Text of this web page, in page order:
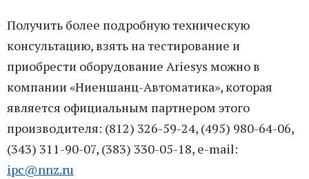
Получить более подробную техническую
консультацию, взять на тестирование и
приобрести оборудование Ariesys можно в
компании «Ниеншанц-Автоматика», которая
является официальным партнером этого
производителя: (812) 326-59-24, (495) 980-64-06,
(343) 311-90-07, (383) 330-05-18, e-mail:
ipc@nnz.ru